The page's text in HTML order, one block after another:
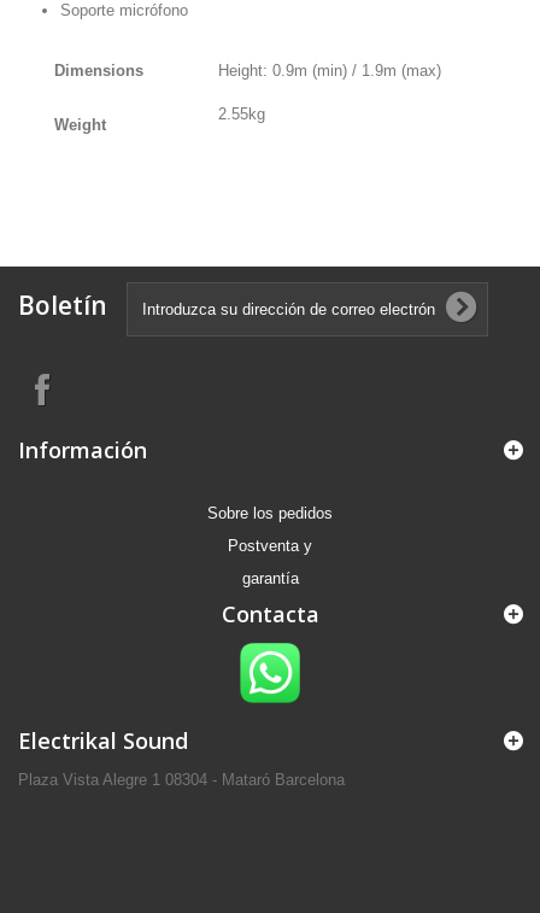
Soporte micrófono
Dimensions Height: 0.9m (min) / 1.9m (max)
Weight
2.55kg
Boletín
Información
Sobre los pedidos
Postventa y
garantía
Contacta
Electrikal Sound
Plaza Vista Alegre 1 08304 - Mataró Barcelona